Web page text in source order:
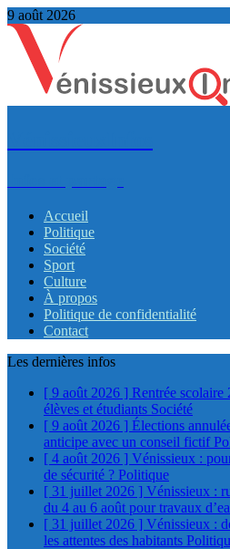
9 août 2026
Accueil
Politique
Société
Sport
Culture
À propos
Politique de confidentialité
Contact
Les dernières infos
[ 9 août 2026 ] Rentrée scolaire
élèves et étudiants Société
[ 9 août 2026 ] Élections
anticipe avec un conseil fictif
[ 4 août 2026 ] Vénissieux :
de sécurité ? Politique
[ 31 juillet 2026 ] Vénissieux :
du 4 au 6 août pour travaux
[ 31 juillet 2026 ] Vénissieux :
les attentes des habitants